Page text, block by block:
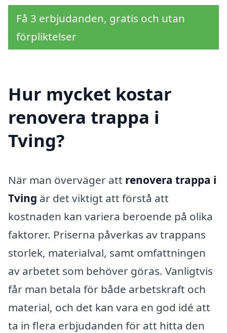
Få 3 erbjudanden, gratis och utan
förpliktelser
Hur mycket kostar
renovera trappa i
Tving?
När man överväger att renovera trappa i
Tving är det viktigt att förstå att
kostnaden kan variera beroende på olika
faktorer. Priserna påverkas av trappans
storlek, materialval, samt omfattningen
av arbetet som behöver göras. Vanligtvis
får man betala för både arbetskraft och
material, och det kan vara en god idé att
ta in flera erbjudanden för att hitta den